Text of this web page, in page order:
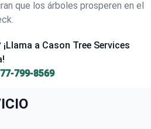
que los árboles prosperen en el
a Cason Tree Services
799-8569